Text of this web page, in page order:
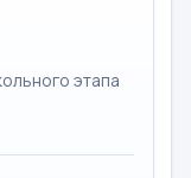
этапа